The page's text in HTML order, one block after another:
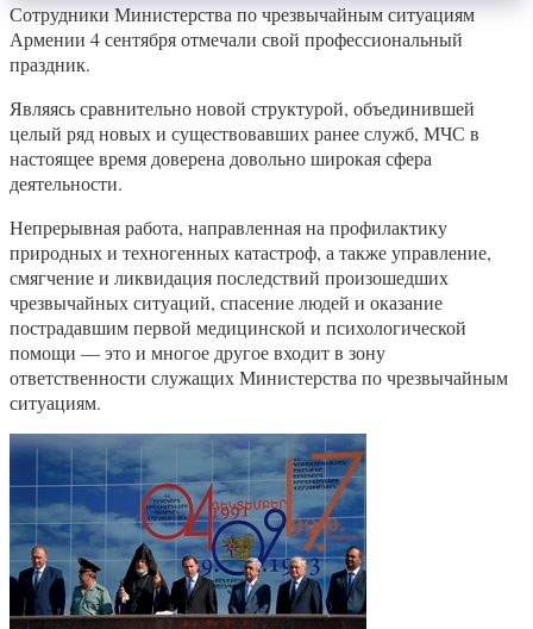
Сотрудники Министерства по чрезвычайным ситуациям
Армении 4 сентября отмечали свой профессиональный
праздник.
Являясь сравнительно новой структурой, объединившей
целый ряд новых и существовавших ранее служб, МЧС в
настоящее время доверена довольно широкая сфера
деятельности.
Непрерывная работа, направленная на профилактику
природных и техногенных катастроф, а также управление,
смягчение и ликвидация последствий произошедших
чрезвычайных ситуаций, спасение людей и оказание
пострадавшим первой медицинской и психологической
помощи — это и многое другое входит в зону
ответственности служащих Министерства по чрезвычайным
ситуациям.